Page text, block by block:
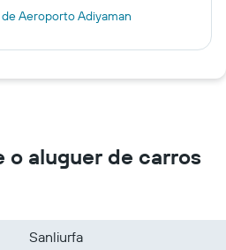
Aeroporto Adiyaman
o aluguer de carros
Sanliurfa